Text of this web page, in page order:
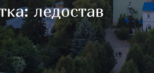
ледостав